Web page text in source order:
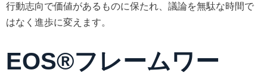
行動志向で価値があるものに保たれ、議論を無駄な時間で
はなく進歩に変えます。
EOS®フレームワー